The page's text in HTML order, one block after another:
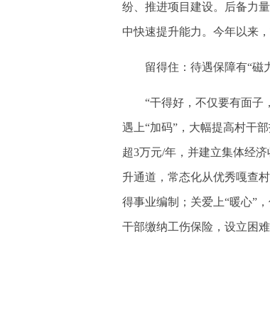
纷、推进项目建设。后备力
中快速提升能力。今年以来
留得住：待遇保障有“磁力
“干得好，不仅要有面子，
遇上“加码”，大幅提高村干
超3万元/年，并建立集体经
升通道，常态化从优秀嘎查
得事业编制；关爱上“暖心”
干部缴纳工伤保险，设立困